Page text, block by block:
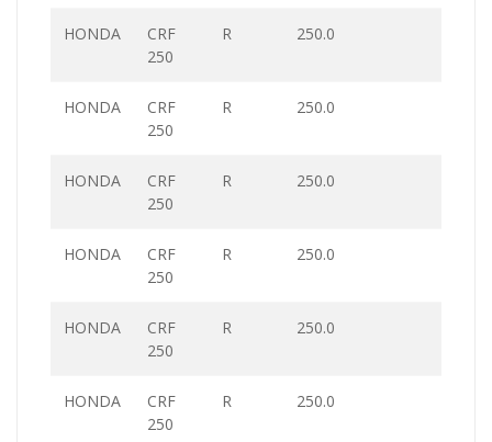
HONDA
CRF
250
R 250.0
HONDA
CRF
250
R 250.0
HONDA
CRF
250
R 250.0
HONDA
CRF
250
R 250.0
HONDA
CRF
250
R 250.0
HONDA
CRF
250
R 250.0